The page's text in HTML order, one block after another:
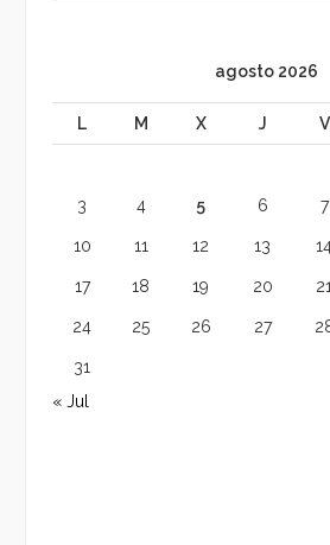
agosto 2026
L M X J V
3 4 5 6 7
10 11 12 13
17 18 19 20
24 25 26 27
31
« Jul